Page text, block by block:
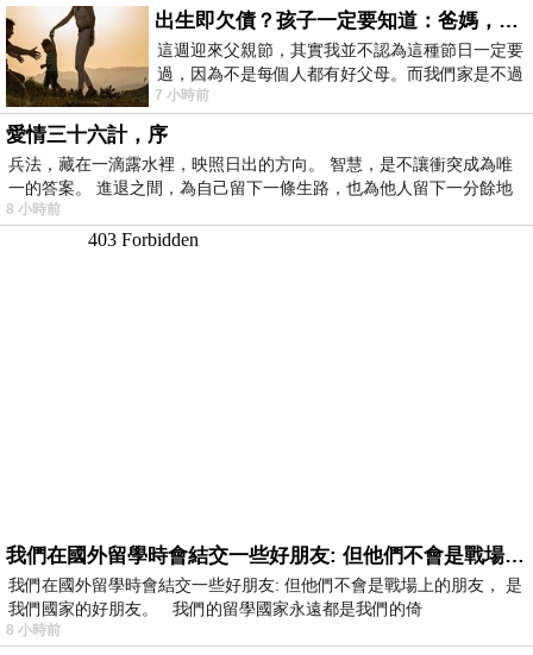
出生即欠債？孩子一定要知道：爸媽，其實我不欠你們
這週迎來父親節，其實我並不認為這種節日一定要
過，因為不是每個人都有好父母。而我們家是不過
節的，平時也沒什麼儀式感，生活趨近冷
7 小時前
愛情三十六計，序
兵法，藏在一滴露水裡，映照日出的方向。 智慧，是不讓衝突成為唯
一的答案。 進退之間，為自己留下一條生路，也為他人留下一分餘地
8 小時前
我們在國外留學時會結交一些好朋友: 但他們不會是戰場上的朋友
我們在國外留學時會結交一些好朋友: 但他們不會是戰場上的朋友， 是
我們國家的好朋友。 我們的留學國家永遠都是我們的倚
8 小時前